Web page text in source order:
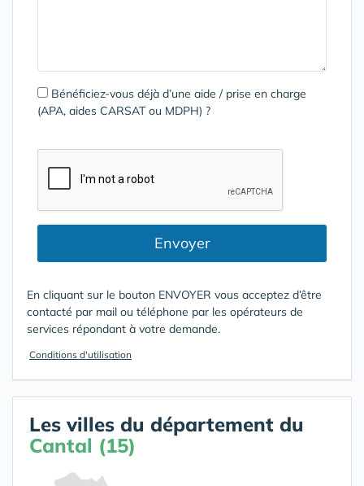
Bénéficiez-vous déjà d’une aide / prise en charge
(APA, aides CARSAT ou MDPH) ?
Envoyer
En cliquant sur le bouton ENVOYER vous acceptez d’être
contacté par mail ou téléphone par les opérateurs de
services répondant à votre demande.
Conditions d'utilisation
Les villes du département du
Cantal (15)